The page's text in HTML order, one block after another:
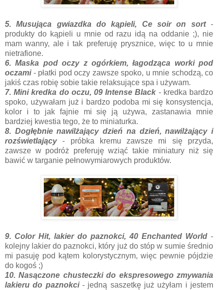
5. Musująca gwiazdka do kąpieli, Ce soir on sort -
produkty do kąpieli u mnie od razu idą na oddanie ;), nie
mam wanny, ale i tak preferuję prysznice, więc to u mnie
nietrafione.
6. Maska pod oczy z ogórkiem, łagodząca worki pod
oczami- płatki pod oczy zawsze spoko, u mnie schodzą, co
jakiś czas robię sobie takie relaksujące spa i używam.
7. Mini kredka do oczu, 09 Intense Black - kredka bardzo
spoko, używałam już i bardzo podoba mi się konsystencja,
kolor i to jak fajnie mi się ją używa, zastanawia mnie
bardziej kwestia tego, że to miniaturka.
8. Dogłębnie nawilżający dzień na dzień, nawilżający i
rozświetlający- próbka kremu zawsze mi się przyda,
zawsze w podróż preferuję wziąć takie miniatury niż się
bawić w targanie pełnowymiarowych produktów.
9. Color Hit, lakier do paznokci, 40 Enchanted World -
kolejny lakier do paznokci, który już do stóp w sumie średnio
mi pasuję pod kątem kolorystycznym, więc pewnie pójdzie
do kogoś ;)
10. Nasączone chusteczki do ekspresowego zmywania
lakieru do paznokci - jedną saszetkę już użyłam i jestem